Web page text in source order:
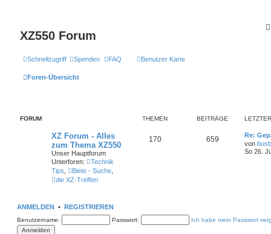
XZ550 Forum
Schnellzugriff Spenden FAQ Benutzer Karte
Foren-Übersicht
FORUM THEMEN BEITRÄGE
XZ Forum - Alles
zum Thema XZ550
Unser Hauptforum
Unterforen:
Technik
Tips
Biete - Suche
die XZ-Treffen
170 659
Re:
von
So 26.
ANMELDEN • REGISTRIEREN
Benutzername: Passwort: Ich habe mein Passwort